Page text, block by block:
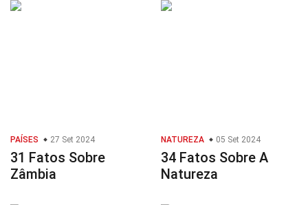
PAÍSES 27 Set 2024
31 Fatos Sobre
Zâmbia
NATUREZA 05 Set 2024
34 Fatos Sobre A
Natureza